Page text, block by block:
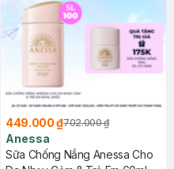
449.000 ₫702.000 ₫
Anessa
Sữa Chống Nắng Anessa Cho